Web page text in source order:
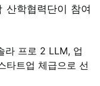
산학협력단이 참여